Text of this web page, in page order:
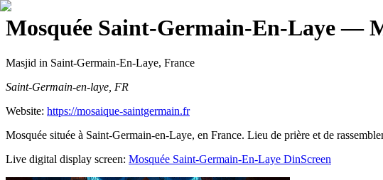
Mosquée Saint-Germain-En-Laye—
Masjid in Saint-Germain-En-Laye, France
Saint-Germain-en-laye, FR
Website: https://mosaique-saintgermain.fr
Mosquée située à Saint-Germain-en-Laye, en France. Lieu de prière et de
Live digital display screen: Mosquée Saint-Germain-En-Laye DinScreen